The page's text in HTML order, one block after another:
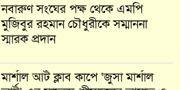
নবারুণ সংঘের পক্ষ থেকে এমপি
মুজিবুর রহমান চৌধুরীকে সম্মাননা
স্মারক প্রদান
মার্শাল আর্ট ক্লাব কাপে ‘জুসা মার্শাল